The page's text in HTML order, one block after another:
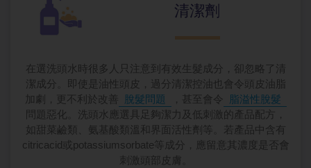
清潔劑
在選洗頭水時很多人只注意到有效生髮成分，卻忽略了清
潔成分。即使是油性頭皮，過分清潔控油也會令頭皮油脂
加劇，更不利於改善
脫髮問題 ，甚至會令
脂溢性脫髮
問題惡化。洗頭水應選具足夠潔力及低刺激的產品配方，
如甜菜鹼類、氨基酸類溫和界面活性劑等。若產品中含有
citricacid或potassiumsorbate等成分，應留意其濃度是否會
刺激頭部皮膚。